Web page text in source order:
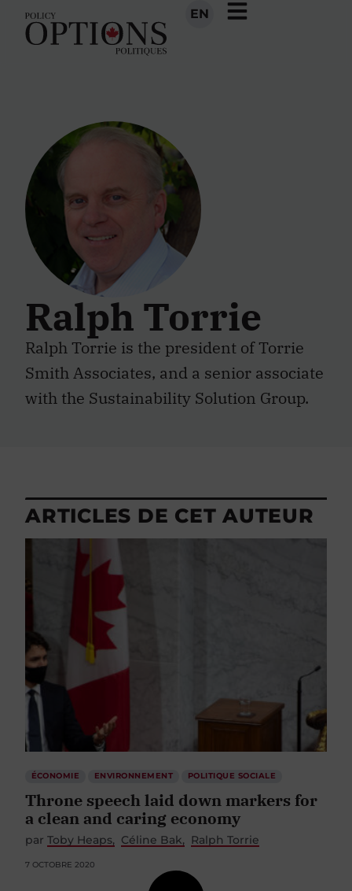
EN
Ralph Torrie
Ralph Torrie is the president of Torrie
Smith Associates, and a senior associate
with the Sustainability Solution Group.
ARTICLES DE CET AUTEUR
ÉCONOMIE ENVIRONNEMENT POLITIQUE SOCIALE
Throne speech laid down markers for
a clean and caring economy
par Toby Heaps Céline Bak Ralph Torrie
7 OCTOBRE 2020